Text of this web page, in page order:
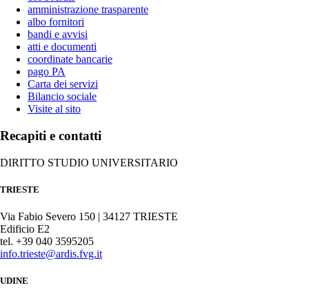
amministrazione trasparente
albo fornitori
bandi e avvisi
atti e documenti
coordinate bancarie
pago PA
Carta dei servizi
Bilancio sociale
Visite al sito
Recapiti e contatti
DIRITTO STUDIO UNIVERSITARIO
TRIESTE
Via Fabio Severo 150 | 34127 TRIESTE
Edificio E2
tel. +39 040 3595205
info.trieste@ardis.fvg.it
UDINE